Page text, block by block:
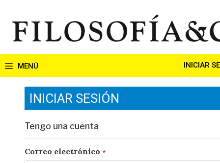
contenido
INICIAR
INICIAR SESIÓN
Tengo una cuenta
Correo electrónico